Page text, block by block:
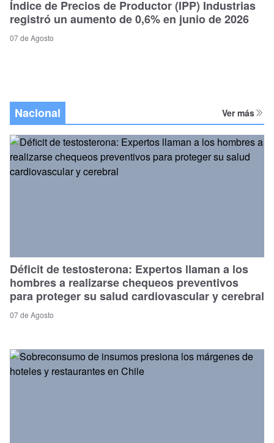
Índice de Precios de Productor (IPP) Industrias
registró un aumento de 0,6% en junio de 2026
07 de Agosto
Nacional Ver más
Déficit de testosterona: Expertos llaman a los
hombres a realizarse chequeos preventivos
para proteger su salud cardiovascular y cerebral
07 de Agosto